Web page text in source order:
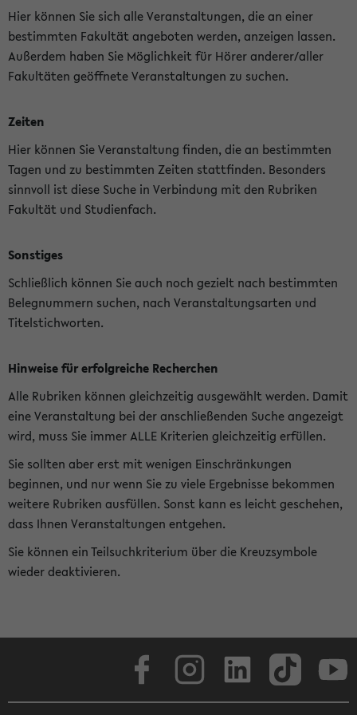
Hier können Sie sich alle Veranstaltungen, die an einer
bestimmten Fakultät angeboten werden, anzeigen lassen.
Außerdem haben Sie Möglichkeit für Hörer anderer/aller
Fakultäten geöffnete Veranstaltungen zu suchen.
Zeiten
Hier können Sie Veranstaltung finden, die an bestimmten
Tagen und zu bestimmten Zeiten stattfinden. Besonders
sinnvoll ist diese Suche in Verbindung mit den Rubriken
Fakultät und Studienfach.
Sonstiges
Schließlich können Sie auch noch gezielt nach bestimmten
Belegnummern suchen, nach Veranstaltungsarten und
Titelstichworten.
Hinweise für erfolgreiche Recherchen
Alle Rubriken können gleichzeitig ausgewählt werden. Damit
eine Veranstaltung bei der anschließenden Suche angezeigt
wird, muss Sie immer ALLE Kriterien gleichzeitig erfüllen.
Sie sollten aber erst mit wenigen Einschränkungen
beginnen, und nur wenn Sie zu viele Ergebnisse bekommen
weitere Rubriken ausfüllen. Sonst kann es leicht geschehen,
dass Ihnen Veranstaltungen entgehen.
Sie können ein Teilsuchkriterium über die Kreuzsymbole
wieder deaktivieren.